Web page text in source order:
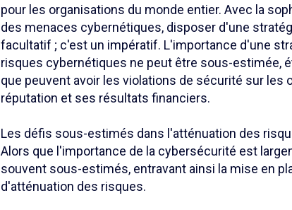
pour les organisations du monde entier. Avec la
des menaces cybernétiques, disposer d'une
facultatif ; c'est un impératif. L'importance d'une
risques cybernétiques ne peut être sous-estimée,
que peuvent avoir les violations de sécurité sur les
réputation et ses résultats financiers.
Les défis sous-estimés dans l'atténuation des
Alors que l'importance de la cybersécurité est
souvent sous-estimés, entravant ainsi la mise en
d'atténuation des risques.